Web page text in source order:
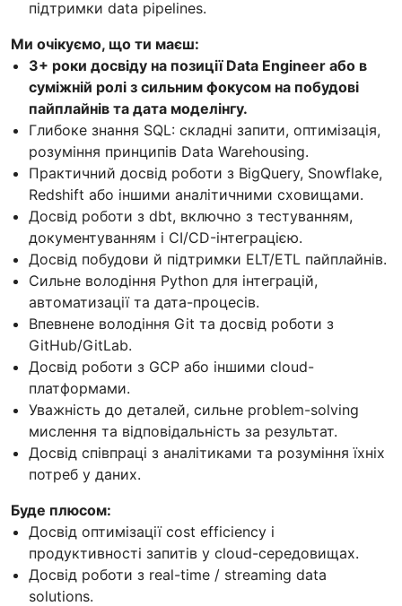
підтримки data pipelines.
Ми очікуємо, що ти маєш:
3+ роки досвіду на позиції Data Engineer або в
суміжній ролі з сильним фокусом на побудові
пайплайнів та дата моделінгу.
Глибоке знання SQL: складні запити, оптимізація,
розуміння принципів Data Warehousing.
Практичний досвід роботи з BigQuery, Snowflake,
Redshift або іншими аналітичними сховищами.
Досвід роботи з dbt, включно з тестуванням,
документуванням і CI/CD-інтеграцією.
Досвід побудови й підтримки ELT/ETL пайплайнів.
Сильне володіння Python для інтеграцій,
автоматизації та дата-процесів.
Впевнене володіння Git та досвід роботи з
GitHub/GitLab.
Досвід роботи з GCP або іншими cloud-
платформами.
Уважність до деталей, сильне problem-solving
мислення та відповідальність за результат.
Досвід співпраці з аналітиками та розуміння їхніх
потреб у даних.
Буде плюсом:
Досвід оптимізації cost efficiency і
продуктивності запитів у cloud-середовищах.
Досвід роботи з real-time / streaming data
solutions.